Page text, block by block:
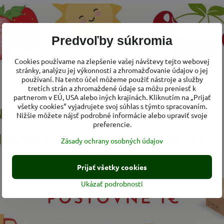
Výhody nosenia detí,
prečo nosiť naše deti
Aké výhody nosenie prináša nám a
Čítajte viac
Jiřího Šráčka
riaditeľom fakultnej
- DANY
Zásady správneho
Na čo treba dbať pri nosení dieťatka
otázky okolo
Predvoľby súkromia
Cookies používame na zlepšenie vašej návštevy tejto webovej
stránky, analýzu jej výkonnosti a zhromažďovanie údajov o jej
používaní. Na tento účel môžeme použiť nástroje a služby
tretích strán a zhromaždené údaje sa môžu preniesť k
partnerom v EÚ, USA alebo iných krajinách. Kliknutím na „Prijať
všetky cookies“ vyjadrujete svoj súhlas s týmto spracovaním.
Nižšie môžete nájsť podrobné informácie alebo upraviť svoje
preferencie.
Zásady ochrany osobných údajov
Ukázať podrobnosti
Prijať všetky cookies